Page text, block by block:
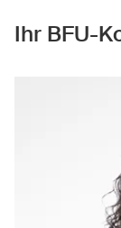
Ihr BFU-